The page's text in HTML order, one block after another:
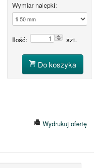
Wymiar nalepki:
Ilość: szt.
Do koszyka
Wydrukuj ofertę